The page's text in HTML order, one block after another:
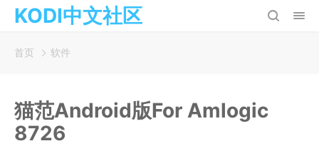
KODI中文社区
首页 软件
猫范Android版For Amlogic
8726